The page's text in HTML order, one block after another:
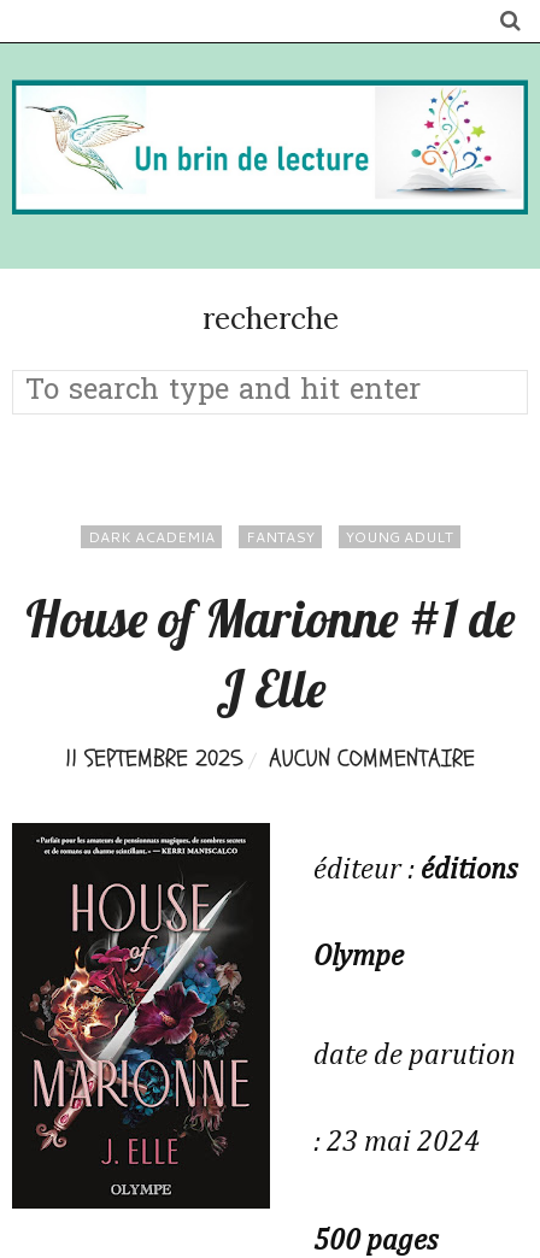
recherche
DARK ACADEMIA FANTASY YOUNG ADULT
House of Marionne #1 de
J Elle
11 SEPTEMBRE 2025 AUCUN COMMENTAIRE
éditeur : éditions
Olympe
date de parution
: 23 mai 2024
500 pages